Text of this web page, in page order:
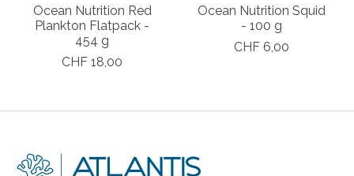
Ocean Nutrition Red
Plankton Flatpack -
454 g
CHF 18,00
Ocean Nutrition Squid
- 100 g
CHF 6,00